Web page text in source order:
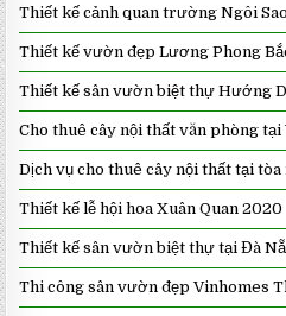
Thiết kế cảnh quan trường Ngôi
Thiết kế vườn đẹp Lương Phong
Thiết kế sân vườn biệt thự Hướng
Cho thuê cây nội thất văn phòng
Dịch vụ cho thuê cây nội thất tại
Thiết kế lễ hội hoa Xuân Quan 2020
Thiết kế sân vườn biệt thự tại Đà
Thi công sân vườn đẹp Vinhomes